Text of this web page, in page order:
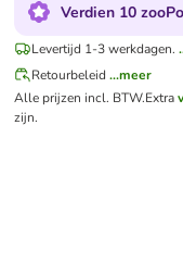
Verdien 10
Levertijd 1-3 werkdagen.
Retourbeleid ...meer
Alle prijzen incl. BTW.Extra
zijn.